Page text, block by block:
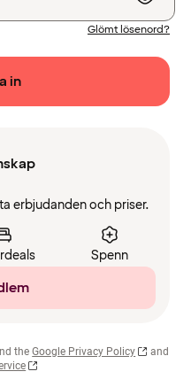
Glömt lösenord?
in
erbjudanden och priser.
Spenn
the Google Privacy Policy
and